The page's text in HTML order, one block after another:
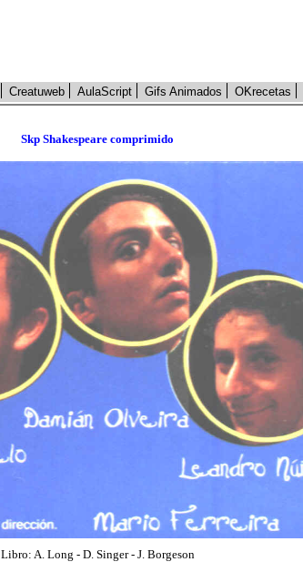
Creatuweb AulaScript Gifs Animados OKrecetas
Skp Shakespeare comprimido
Libro: A. Long - D. Singer - J. Borgeson